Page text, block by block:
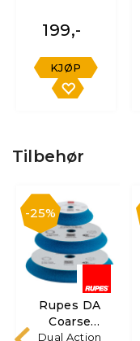
199,-
KJØP
Tilbehør
25%
Rupes DA
Coarse
Poleringsputer
Dual Action